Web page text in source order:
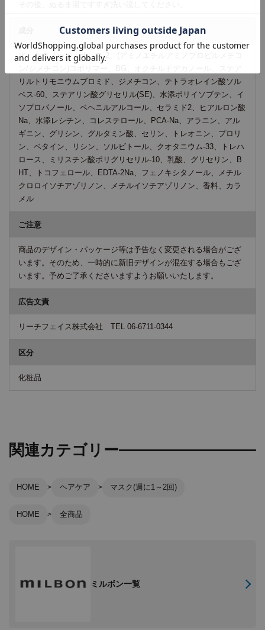
水、セタノール、オレス-2、(アミノエチルアミノプロピルメチコ
リルトリモニウムブロミド、ジメチコン、テトラオレイン酸ソル
ベス-60、ステアリン酸グリセリル(SE)、水添ポリイソブテン、イ
ソプロパノール、ベヘニルアルコール、セラミド2、ヒアルロン酸
Na、水添レシチン、コレステロール、PCA-Na、アラニン、アル
ギニン、グリシン、グルタミン酸、セリン、トレオニン、プロリ
ン、ベタイン、リシン、ソルビトール、クオタニウム-33、トレハ
ロース、ミリスチン酸ポリグリセリル-10、乳酸、グリセリン、B
HT、トコフェロール、EDTA-2Na、フェノキシタノール、メチル
クロロイソチアゾリノン、メチルイソチアゾリノン、香料、カラ
メル
ご注意
商品のデザイン・パッケージ等は予告なく変更される場合がござ
います。そのため、一時的に新旧デザインが混在する場合もござ
います。予めご了承くださいますようお願いいたします。
広告文責
リーチフェイス株式会社 TEL 06-6711-0344
区分
化粧品
関連カテゴリー
HOME ヘアケア マスク(週に1～2回)
HOME 全商品
ミルボン一覧